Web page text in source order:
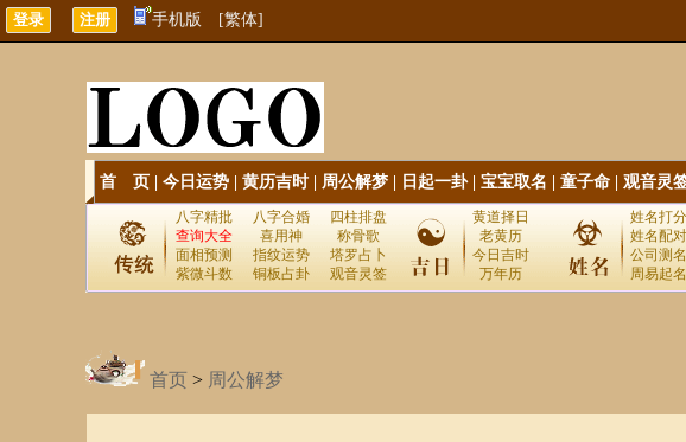
手机版 [繁体]
首 页 今日运势 黄历吉时| 周公解梦 日起一卦| 宝宝取名 童子命 观音灵
八字精批 八字合婚
四柱排盘
查询大全
喜用神
称骨歌
面相预测
指纹运势
塔罗占卜
紫微斗数
铜板占卦 观音灵签
黄道择日
老黄历
今日吉时
万年历
姓名打分
姓名配对
公司测名
周易起名
首页 > 周公解梦